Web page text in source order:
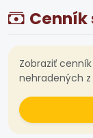
Cenník
Zobraziť
nehradených